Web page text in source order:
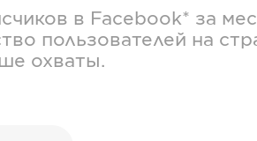
в Facebook* за
пользователей на
охваты.